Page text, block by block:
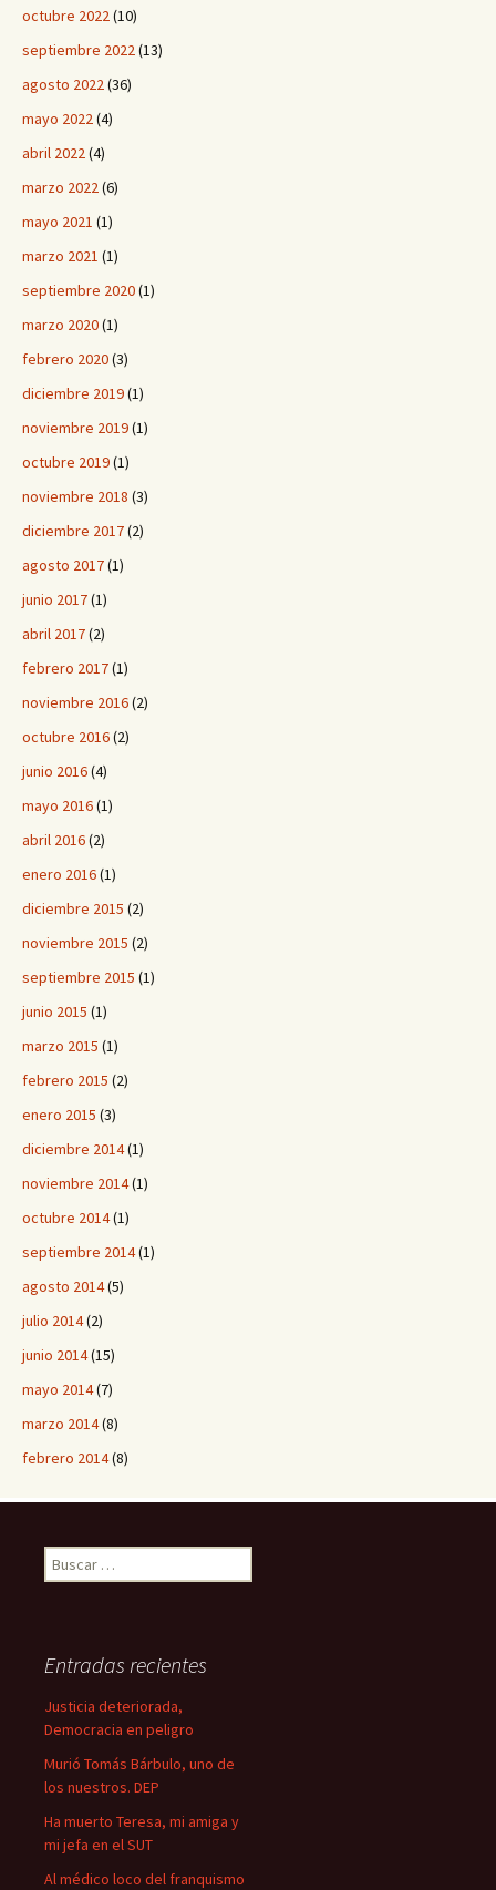
octubre 2022(10)
septiembre 2022(13)
agosto 2022(36)
mayo 2022(4)
abril 2022(4)
marzo 2022(6)
mayo 2021 (1)
marzo 2021 (1)
septiembre 2020(1)
marzo 2020(1)
febrero 2020(3)
diciembre 2019(1)
noviembre 2019(1)
octubre 2019(1)
noviembre 2018 (3)
diciembre 2017(2)
agosto 2017(1)
junio 2017(1)
abril 2017(2)
febrero 2017(1)
noviembre 2016(2)
octubre 2016(2)
junio 2016(4)
mayo 2016(1)
abril 2016(2)
enero 2016(1)
diciembre 2015 (2)
noviembre 2015 (2)
septiembre 2015 (1)
junio 2015 (1)
marzo 2015 (1)
febrero 2015 (2)
enero 2015 (3)
diciembre 2014(1)
noviembre 2014(1)
octubre 2014(1)
septiembre 2014(1)
agosto 2014(5)
julio 2014(2)
junio 2014(15)
mayo 2014(7)
marzo 2014(8)
febrero 2014(8)
B
u
r
Entradas recientes
Justicia deteriorada,
Democracia en peligro
Murió Tomás Bárbulo, uno de
los nuestros. DEP
Ha muerto Teresa, mi amiga y
mi jefa en el SUT
Al médico loco del franquismo